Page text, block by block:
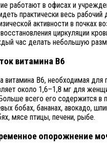
работают в офисах и
практически весь рабочий
активности в почках
циркуляции
час делать небольшую
витамина B6
витамина В6, необходимая для
около 1,6–1,8 мг для
всего его содержится в
бобах, бананах, авокадо,
мясе птицы, печени, рыбе.
опорожнение